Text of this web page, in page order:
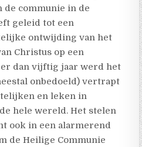
de communie in de
geleid tot een
ontwijding van het
Christus op een
dan vijftig jaar werd het
onbedoeld) vertrapt
en leken in
hele wereld. Het stelen
ook in een alarmerend
de Heilige Communie